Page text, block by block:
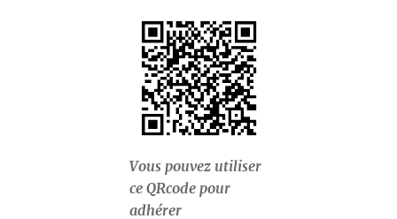
Vous pouvez utiliser
ce QRcode pour
adhérer